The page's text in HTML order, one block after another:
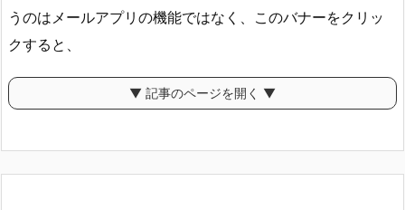
うのはメールアプリの機能ではなく、このバナーをクリッ
クすると、
▼ 記事のページを開く ▼